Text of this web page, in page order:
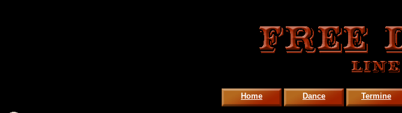
Home Dance Termine